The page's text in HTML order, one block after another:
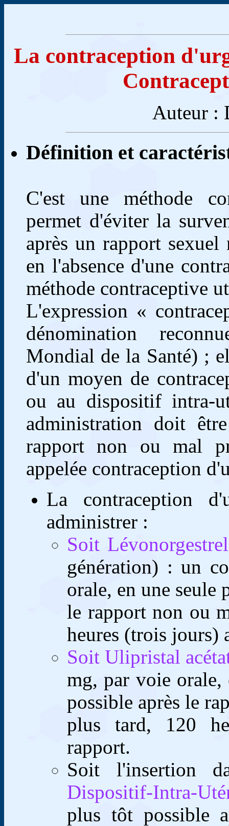
La contraception
Auteur :
Définition et
C'est une méthode
permet d'éviter la
après un rapport
en l'absence d'une
méthode contraceptive
L'expression «
dénomination
Mondial de la Santé) ;
d'un moyen de
ou au dispositif intra-
administration doit
rapport non ou mal
appelée contraception
La contraception
administrer :
Soit
génération) : un
orale, en une seule
le rapport non ou
heures (trois jours)
Soit Ulipristal
mg, par voie orale,
possible après le
plus tard, 120
rapport.
Soit l'insertion
Dispositif-Intra-
plus tôt possible